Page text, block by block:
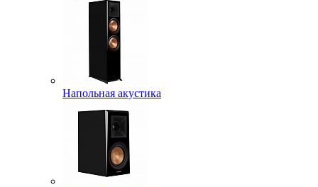
Напольная акустика